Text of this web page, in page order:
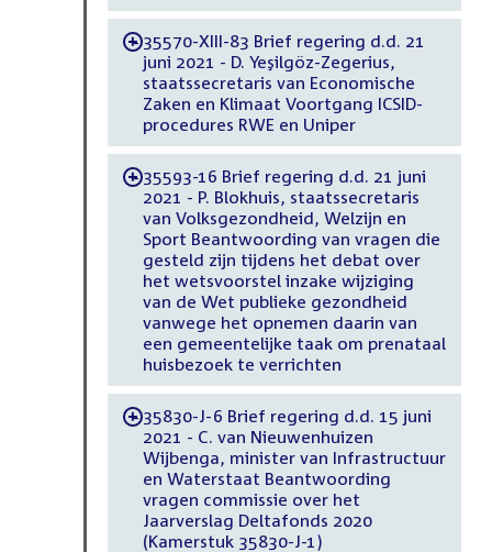
-35570-XIII-83 Brief regering d.d. 21
juni 2021 - D. Yeşilgöz-Zegerius,
staatssecretaris van Economische
Zaken en Klimaat Voortgang ICSID-
procedures RWE en Uniper
-35593-16 Brief regering d.d. 21 juni
2021 - P. Blokhuis, staatssecretaris
van Volksgezondheid, Welzijn en
Sport Beantwoording van vragen die
gesteld zijn tijdens het debat over
het wetsvoorstel inzake wijziging
van de Wet publieke gezondheid
vanwege het opnemen daarin van
een gemeentelijke taak om prenataal
huisbezoek te verrichten
-35830-J-6 Brief regering d.d. 15 juni
2021 - C. van Nieuwenhuizen
Wijbenga, minister van Infrastructuur
en Waterstaat Beantwoording
vragen commissie over het
Jaarverslag Deltafonds 2020
(Kamerstuk 35830-J-1)